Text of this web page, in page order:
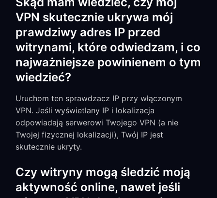
VPN skutecznie ukrywa mój
prawdziwy adres IP przed
witrynami, które odwiedzam, i co
najważniejsze powinienem o tym
wiedzieć?
Uruchom ten sprawdzacz IP przy włączonym
VPN. Jeśli wyświetlany IP i lokalizacja
odpowiadają serwerowi Twojego VPN (a nie
Twojej fizycznej lokalizacji), Twój IP jest
skutecznie ukryty.
Czy witryny mogą śledzić moją
aktywność online, nawet jeśli